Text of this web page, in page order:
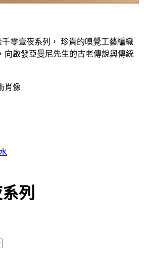
零壹夜系列， 珍貴的嗅覺工藝編織
向啟發亞曼尼先生的古老傳說與傳統
肖像
列